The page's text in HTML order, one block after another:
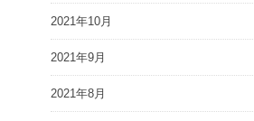
2021年10月
2021年9月
2021年8月